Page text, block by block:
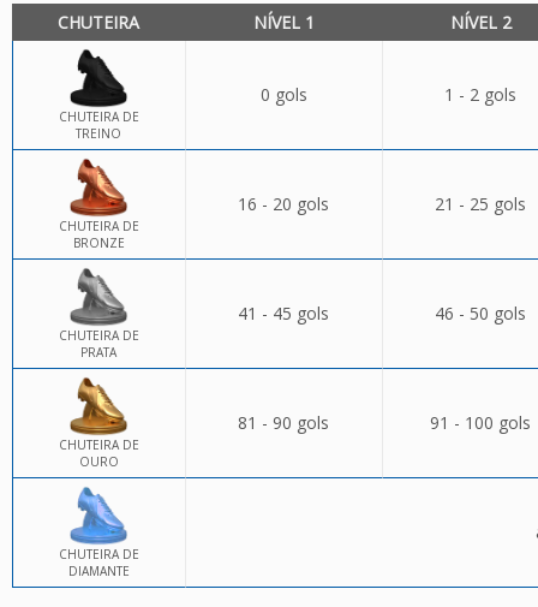
CHUTEIRA NÍVEL 1 NÍVEL 2
CHUTEIRA DE
TREINO
0 gols 1 - 2 gols
CHUTEIRA DE
BRONZE
16 - 20 gols 21 - 25 gols
CHUTEIRA DE
PRATA
41 - 45 gols 46 - 50 gols
CHUTEIRA DE
OURO
81 - 90 gols 91 - 100 gols
CHUTEIRA DE
DIAMANTE